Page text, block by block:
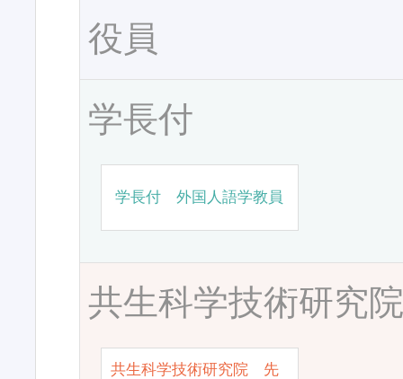
役員
学長付
学長付 外国人語学教員
共生科学技術研究
共生科学技術研究院 先